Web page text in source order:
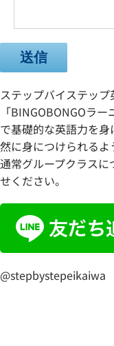
ステップバイステッ
「BINGOBONGOラー
で基礎的な英語力を
然に身につけられる
通常グループクラス
せください。
@stepbystepeikaiwa